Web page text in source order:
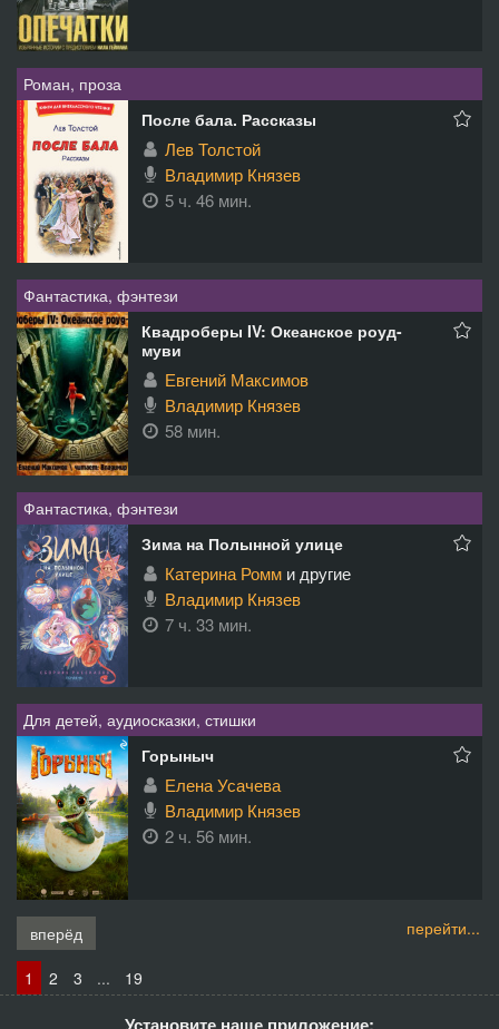
Роман, проза
После бала. Рассказы
Лев Толстой
Владимир Князев
5 ч. 46 мин.
Фантастика, фэнтези
Квадроберы IV: Океанское роуд-
муви
Евгений Максимов
Владимир Князев
58 мин.
Фантастика, фэнтези
Зима на Полынной улице
Катерина Ромм и другие
Владимир Князев
7 ч. 33 мин.
Для детей, аудиосказки, стишки
Горыныч
Елена Усачева
Владимир Князев
2 ч. 56 мин.
перейти...
вперёд
1
2 3 ... 19